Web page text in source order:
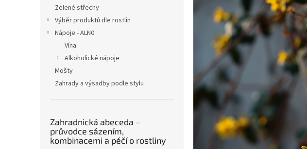
Zelené střechy
Výběr produktů dle rostlin
Nápoje - ALN0
Vína
Alkoholické nápoje
Mošty
Zahrady a výsadby podle stylu
Zahradnická abeceda –
průvodce sázením,
kombinacemi a péčí o rostliny